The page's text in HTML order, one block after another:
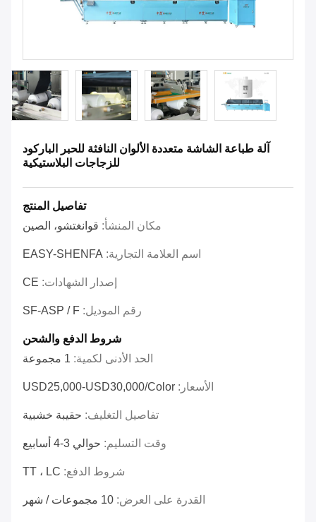
آلة طباعة الشاشة متعددة الألوان النافثة للحبر الباركود
للزجاجات البلاستيكية
تفاصيل المنتج
مكان المنشأ: قوانغتشو، الصين
اسم العلامة التجارية: EASY-SHENFA
إصدار الشهادات: CE
رقم الموديل: SF-ASP / F
شروط الدفع والشحن
الحد الأدنى لكمية: 1 مجموعة
الأسعار: USD25,000-USD30,000/color
تفاصيل التغليف: حقيبة خشبية
وقت التسليم: حوالي 3-4 أسابيع
شروط الدفع: TT ، LC
القدرة على العرض: 10 مجموعات / شهر